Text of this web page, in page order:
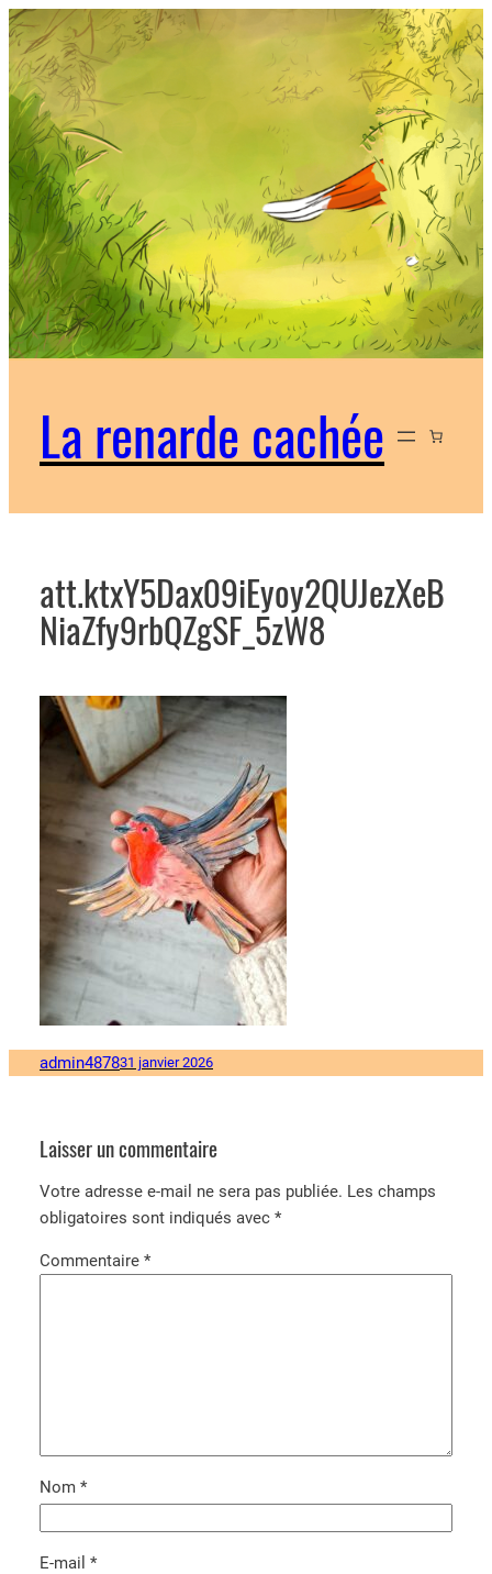
Aller
au
contenu
La renarde cachée
att.ktxY5Dax09iEyoy2QUJezXeB
NiaZfy9rbQZgSF_5zW8
admin487831 janvier 2026
Laisser un commentaire
Votre adresse e-mail ne sera pas publiée. Les champs
obligatoires sont indiqués avec *
Commentaire *
Nom *
E-mail *